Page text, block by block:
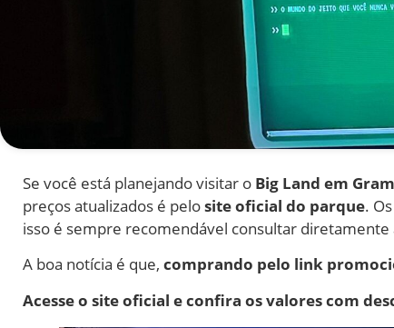
Se você está planejando visitar o Big Land em
preços atualizados é pelosite oficial do parque.
isso é sempre recomendável consultar
A boa notícia é que, comprando pelo link
Acesse o site oficial e confira os valores com